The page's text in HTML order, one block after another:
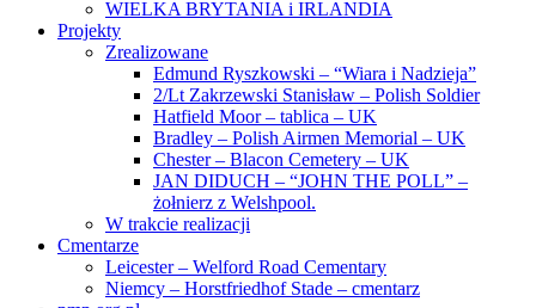
WIELKA BRYTANIA i IRLANDIA
Projekty
Zrealizowane
Edmund Ryszkowski – “Wiara i Nadzieja”
2/Lt Zakrzewski Stanisław – Polish Soldier
Hatfield Moor – tablica – UK
Bradley – Polish Airmen Memorial – UK
Chester – Blacon Cemetery – UK
JAN DIDUCH – “JOHN THE POLL” –
żołnierz z Welshpool.
W trakcie realizacji
Cmentarze
Leicester – Welford Road Cementary
Niemcy – Horstfriedhof Stade – cmentarz